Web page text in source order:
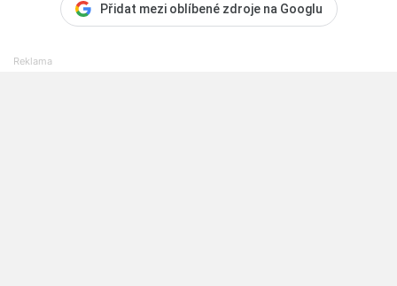
Přidat mezi oblíbené zdroje na Googlu